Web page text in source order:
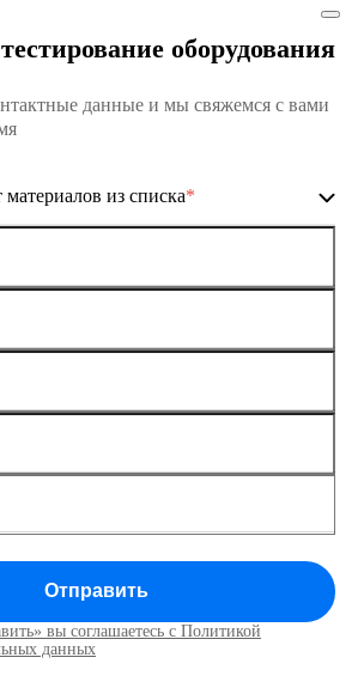
доступа MES1428
доступа MES1428
доступа
доступа MES1428-03
доступа MES1428-04
оборудования
данные и мы свяжемся с вами
из списка*
доступа MES1428
доступа MES1428
доступа01
Отправить
вы соглашаетесь с Политикой
данных